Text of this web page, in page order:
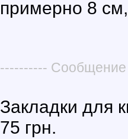
примерно 8
---------- Сообщение
Закладки для
75 грн.